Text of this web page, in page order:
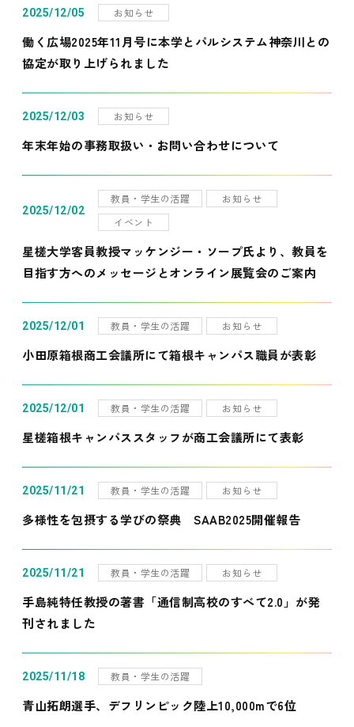
2025/12/05 お知らせ
働く広場2025年11月号に本学とパルシステム神奈川との
協定が取り上げられました
2025/12/03 お知らせ
年末年始の事務取扱い・お問い合わせについて
2025/12/02
教員・学生の活躍
お知らせ
イベント
星槎大学客員教授マッケンジー・ソープ氏より、教員を
目指す方へのメッセージとオンライン展覧会のご案内
2025/12/01 教員・学生の活躍 お知らせ
小田原箱根商工会議所にて箱根キャンパス職員が表彰
2025/12/01 教員・学生の活躍 お知らせ
星槎箱根キャンパススタッフが商工会議所にて表彰
2025/11/21 教員・学生の活躍 お知らせ
多様性を包摂する学びの祭典 SAAB2025開催報告
2025/11/21 教員・学生の活躍 お知らせ
手島純特任教授の著書「通信制高校のすべて2.0」が発
刊されました
2025/11/18 教員・学生の活躍
青山拓朗選手、デフリンピック陸上10,000mで6位